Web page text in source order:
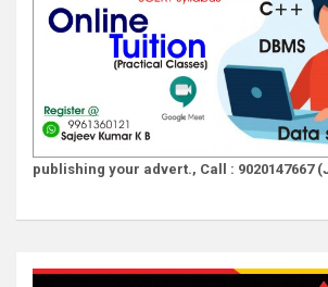
publishing your advert., Call : 9020147667